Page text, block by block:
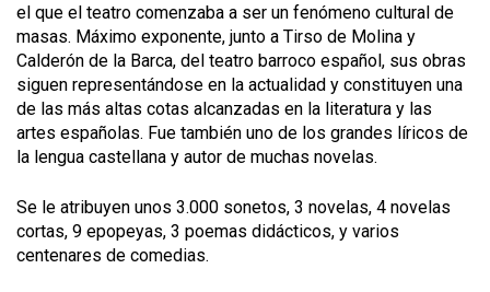
el que el teatro comenzaba a ser un fenómeno cultural de
masas. Máximo exponente, junto a Tirso de Molina y
Calderón de la Barca, del teatro barroco español, sus obras
siguen representándose en la actualidad y constituyen una
de las más altas cotas alcanzadas en la literatura y las
artes españolas. Fue también uno de los grandes líricos de
la lengua castellana y autor de muchas novelas.
Se le atribuyen unos 3.000 sonetos, 3 novelas, 4 novelas
cortas, 9 epopeyas, 3 poemas didácticos, y varios
centenares de comedias.